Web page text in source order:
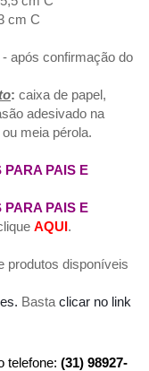
cm C
após confirmação do
: caixa de papel,
adesivado na
meia pérola.
PARA PAIS E
PARA PAIS E
AQUI.
produtos disponíveis
Basta clicar no link
telefone: (31) 98927-